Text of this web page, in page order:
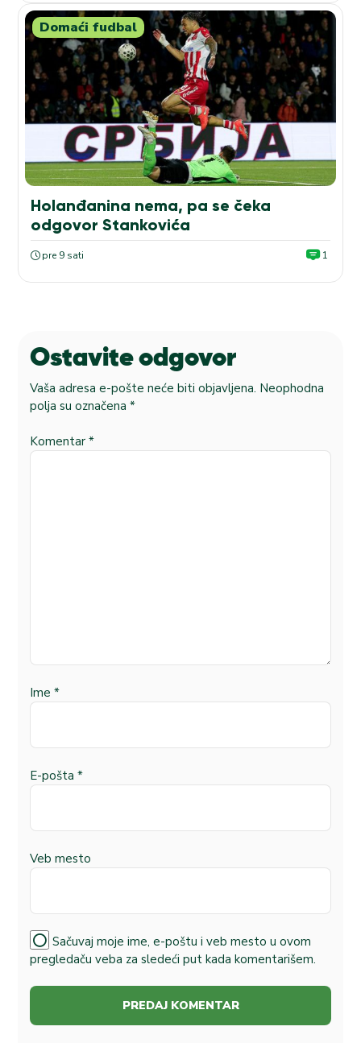
Domaći fudbal
Holanđanina nema, pa se čeka
odgovor Stankovića
pre 9 sati 1
Ostavite odgovor
Vaša adresa e-pošte neće biti objavljena. Neophodna
polja su označena *
Komentar *
Ime *
E-pošta *
Veb mesto
Sačuvaj moje ime, e-poštu i veb mesto u ovom
pregledaču veba za sledeći put kada komentarišem.